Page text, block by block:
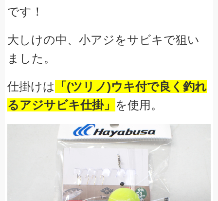
です！
大しけの中、小アジをサビキで狙い
ました。
仕掛けは
「(ツリノ)ウキ付で良く釣れ
るアジサビキ仕掛 」 を使用。